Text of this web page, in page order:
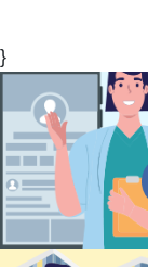
}